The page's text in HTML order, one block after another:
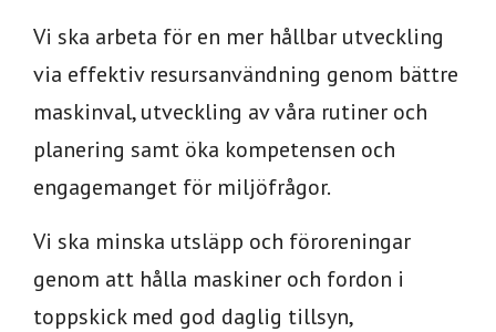
Vi ska arbeta för en mer hållbar utveckling
via effektiv resursanvändning genom bättre
maskinval, utveckling av våra rutiner och
planering samt öka kompetensen och
engagemanget för miljöfrågor.
Vi ska minska utsläpp och föroreningar
genom att hålla maskiner och fordon i
toppskick med god daglig tillsyn,